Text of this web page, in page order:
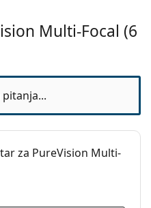
A
Multi-Focal (6
za PureVision Multi-